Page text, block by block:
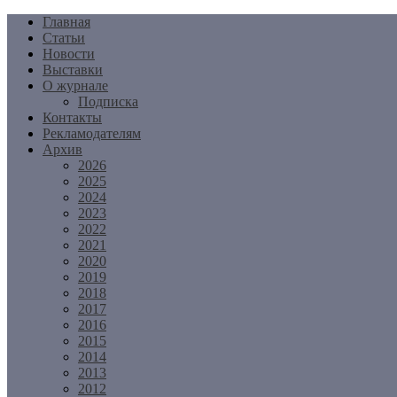
Перейти
содержимому
Главная
Статьи
Новости
Выставки
О журнале
Подписка
Контакты
Рекламодателям
Архив
2026
2025
2024
2023
2022
2021
2020
2019
2018
2017
2016
2015
2014
2013
2012